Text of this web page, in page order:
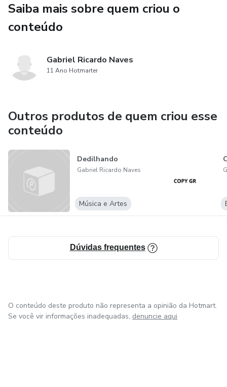
Saiba mais sobre quem criou o
conteúdo
Gabriel Ricardo Naves
11 Ano Hotmarter
Outros produtos de quem criou esse
conteúdo
Dedilhando
Gabriel Ricardo Naves
Música e Artes
Dúvidas frequentes
O conteúdo deste produto não representa a opinião da Hotmart.
Se você vir informações inadequadas, denuncie aqui